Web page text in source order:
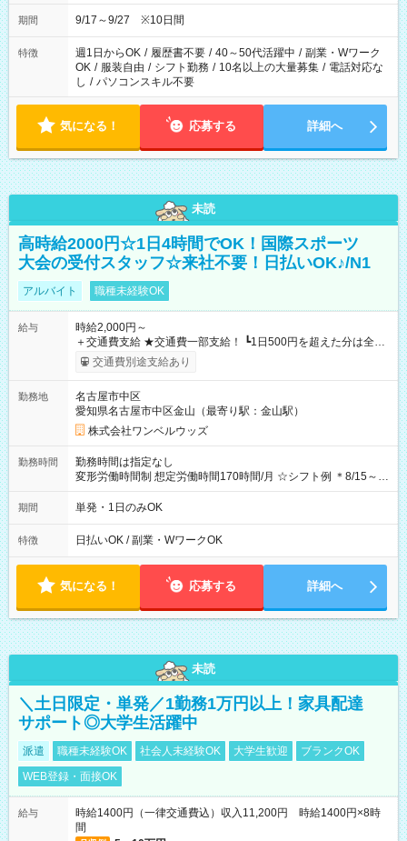
務もあります。 【休憩】60分+他休憩あり 交替で取得します。
安全面に配慮しこまめな休憩があります。
期間 9/17～9/27 ※10日間
特徴 週1日からOK / 履歴書不要 / 40～50代活躍中 / 副業・Wワーク
OK / 服装自由 / シフト勤務 / 10名以上の大量募集 / 電話対応な
し / パソコンスキル不要
気になる！ 応募する 詳細へ
未読
高時給2000円☆1日4時間でOK！国際スポーツ
大会の受付スタッフ☆来社不要！日払いOK♪/N1
アルバイト 職種未経験OK
給与
時給2,000円～
＋交通費支給 ★交通費一部支給！ ┗1日500円を超えた分は全額
支給！ ※往復500円以内の方は自己負担となります ★日払い
OK！（規定あり） ┗働いたその日に現金GET♪ お仕事後はコン
期間なし
交通費別途支給あり
勤務地
名古屋市中区
愛知県名古屋市中区金山（最寄り駅：金山駅）
株式会社ワンベルウッズ
勤務時間
勤務時間は指定なし
変形労働時間制 想定労働時間170時間/月 ☆シフト例 ＊8/15～
10/26 全日共通 08：00～12：00 17：00～21：00 ＊8/31
～9/19のみ下記シフトもあります！ 12：00～16：00 ＊9/6～
00
期間 単発・1日のみOK
特徴 日払いOK / 副業・WワークOK
気になる！ 応募する 詳細へ
未読
＼土日限定・単発／1勤務1万円以上！家具配達
サポート◎大学生活躍中
派遣 職種未経験OK 社会人未経験OK 大学生歓迎
ブランクOK
WEB登録・面接OK
給与
時給1400円（一律交通費込）収入11,200円 時給1400円×8時
間